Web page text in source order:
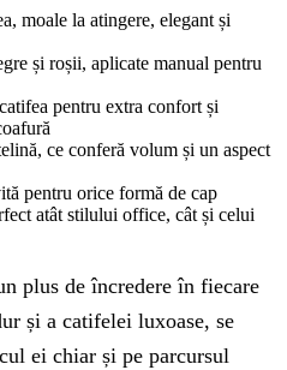
moale la atingere, elegant și
și roșii, aplicate manual pentru
pentru extra confort și
ce conferă volum și un aspect
pentru orice formă de cap
atât stilului office, cât și celui
plus de încredere în fiecare
și a catifelei luxoase, se
ei chiar și pe parcursul